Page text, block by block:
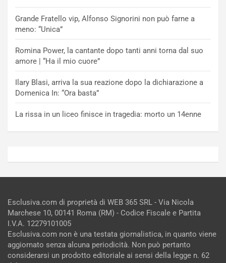
Grande Fratello vip, Alfonso Signorini non può farne a
meno: “Unica”
Romina Power, la cantante dopo tanti anni torna dal suo
amore | “Ha il mio cuore”
Ilary Blasi, arriva la sua reazione dopo la dichiarazione a
Domenica In: “Ora basta”
La rissa in un liceo finisce in tragedia: morto un 14enne
Esclusiva.com di proprietà di WEB 365 SRL - Via Nicola
Marchese 10, 00141 Roma (RM) - Codice Fiscale e Partita
I.V.A. 12279101005
Esclusiva.com non è una testata giornalistica, in quanto viene
aggiornato senza alcuna periodicità. Non può pertanto
considerarsi un prodotto editoriale ai sensi della legge n. 62